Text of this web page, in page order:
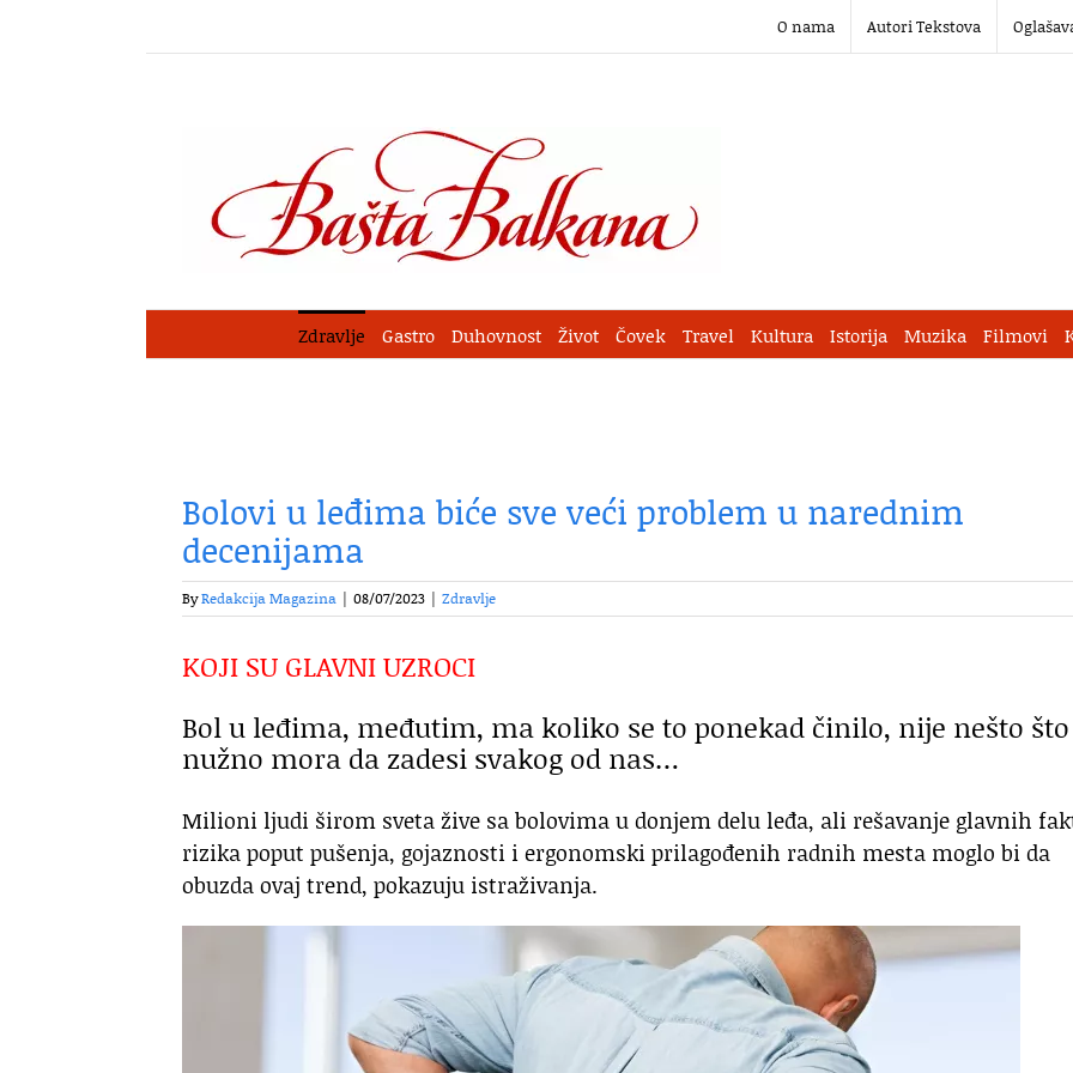
O nama Autori Tekstova
Zdravlje Gastro Duhovnost Život Čovek Travel Kultura Istorija Muzika Filmovi
Bolovi u leđima biće sve veći problem u narednim
decenijama
ByRedakcija Magazina | 08/07/2023 | Zdravlje
KOJI SU GLAVNI UZROCI
Bol u leđima, međutim, ma koliko se to ponekad činilo, nije nešto što
nužno mora da zadesi svakog od nas…
Milioni ljudi širom sveta žive sa bolovima u donjem delu leđa, ali rešavanje glavnih
rizika poput pušenja, gojaznosti i ergonomski prilagođenih radnih mesta moglo bi da
obuzda ovaj trend, pokazuju istraživanja.